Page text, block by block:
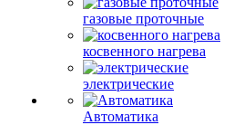
газовые проточные
косвенного нагрева
электрические
Автоматика